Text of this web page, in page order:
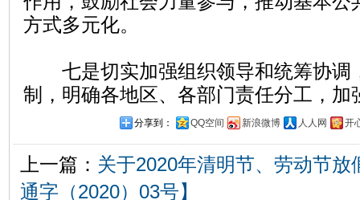
方式多元化。
七是切实加强组织领导和统筹协调
制，明确各地区、各部门责任分工，加
分享到： QQ空间 新浪微博 人人网 开
上一篇： 关于2020年清明节、劳动节
通字（2020）03号】